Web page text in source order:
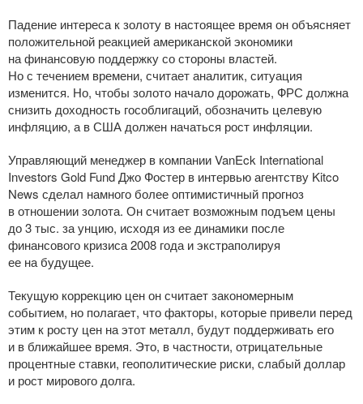
Падение интереса к золоту в настоящее время он объясняет
положительной реакцией американской экономики
на финансовую поддержку со стороны властей.
Но с течением времени, считает аналитик, ситуация
изменится. Но, чтобы золото начало дорожать, ФРС должна
снизить доходность гособлигаций, обозначить целевую
инфляцию, а в США должен начаться рост инфляции.
Управляющий менеджер в компании VanEck International
Investors Gold Fund Джо Фостер в интервью агентству Kitco
News сделал намного более оптимистичный прогноз
в отношении золота. Он считает возможным подъем цены
до 3 тыс. за унцию, исходя из ее динамики после
финансового кризиса 2008 года и экстраполируя
ее на будущее.
Текущую коррекцию цен он считает закономерным
событием, но полагает, что факторы, которые привели перед
этим к росту цен на этот металл, будут поддерживать его
и в ближайшее время. Это, в частности, отрицательные
процентные ставки, геополитические риски, слабый доллар
и рост мирового долга.